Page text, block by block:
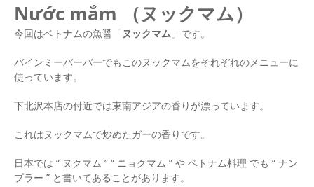
Nước mắm （ヌックマム）
今回はベトナムの魚醤「ヌックマム 」です。
バインミーバーバーでもこのヌックマムをそれぞれのメニューに
使っています。
下北沢本店の付近では東南アジアの香りが漂っています。
これはヌックマムで炒めたガーの香りです。
日本では “ ヌクマム ” “ ニョクマム ” や ベトナム料理 でも “ ナン
プラー ” と書いてあることがあります。